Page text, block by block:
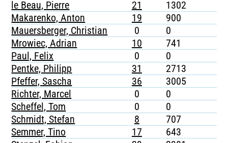
le Beau, Pierre
21 1302
Makarenko, Anton
19 900
Mauersberger, Christian
0 0
Mrowiec, Adrian
10 741
Paul, Felix
0 0
Pentke, Philipp
31 2713
Pfeffer, Sascha
36 3005
Richter, Marcel
0 0
Scheffel, Tom
0 0
Schmidt, Stefan
8 707
Semmer, Tino
17 643